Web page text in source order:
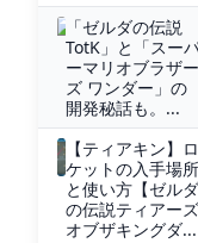
「ゼルダの伝説
TotK」と「スー
ーマリオブラザー
ズ ワンダー」の
開発秘話も。...
【ティアキン】ロ
ケットの入手場所
と使い方【ゼルダ
の伝説ティアーズ
オブザキングダ...